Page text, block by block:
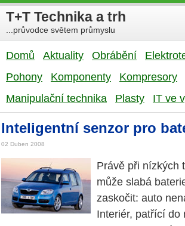
T+T Technika a trh
...průvodce světem průmyslu
Domů Aktuality Obrábění
Pohony
Komponenty Kompresory
Manipulační technika
Plasty IT ve
Inteligentní senzor pro
02 Duben 2008
Právě při nízkých
může slabá
zaskočit: auto
Interiér, patřící do